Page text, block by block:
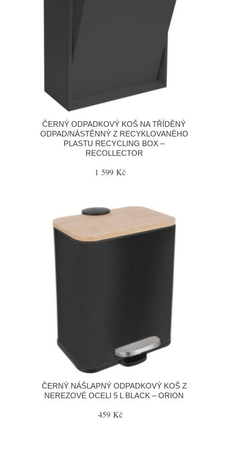
ČERNÝ ODPADKOVÝ KOŠ NA TŘÍDĚNÝ
ODPAD/NÁSTĚNNÝ Z RECYKLOVANÉHO
PLASTU RECYCLING BOX –
RECOLLECTOR
1 599 Kč
ČERNÝ NÁŠLAPNÝ ODPADKOVÝ KOŠ Z
NEREZOVÉ OCELI 5 L BLACK – ORION
459 Kč